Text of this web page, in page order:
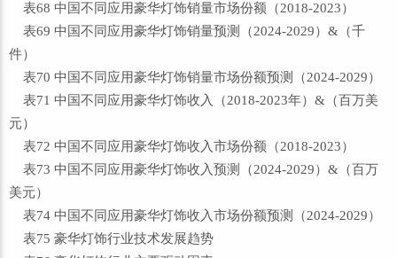
表68 中国不同应用豪华灯饰销量市场份额（2018-2023）
表69 中国不同应用豪华灯饰销量预测（2024-2029）&（千
件）
表70 中国不同应用豪华灯饰销量市场份额预测（2024-2029）
表71 中国不同应用豪华灯饰收入（2018-2023年）&（百万美
元）
表72 中国不同应用豪华灯饰收入市场份额（2018-2023）
表73 中国不同应用豪华灯饰收入预测（2024-2029）&（百万
美元）
表74 中国不同应用豪华灯饰收入市场份额预测（2024-2029）
表75 豪华灯饰行业技术发展趋势